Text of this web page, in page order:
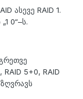
ასევე RAID 1.
0“–ს.
RAID 5+0, RAID